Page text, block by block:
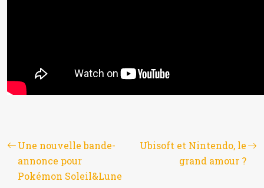
Une nouvelle bande-
annonce pour
Pokémon Soleil&Lune
Ubisoft et Nintendo, le
grand amour ?